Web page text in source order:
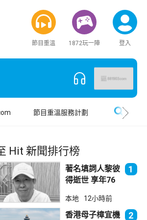
節目重溫 1872玩一陣 登入
節目重溫服務計劃
Hit 新聞排行榜
著名填詞人黎彼
得逝世 享年76
1
本地 12小時前
香港母子樟宜機 2